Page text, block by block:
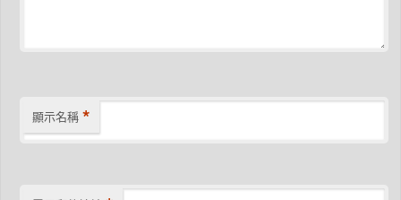
顯示名稱 *